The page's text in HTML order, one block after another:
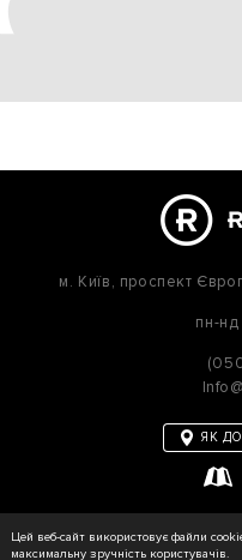
м. Київ, проспект
пн-нд
ЯК
Цей веб-сайт використовує файли
максимальну зручність користувачів.